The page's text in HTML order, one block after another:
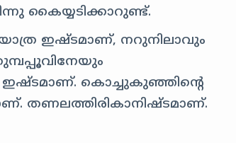
കൈയ്യടിക്കാറുണ്ട്‍.
ഇഷ്‍ടമാണ്, നറുനിലാവും
ഇഷ്ടമാണ്. കൊച്ചുകുഞ്ഞിന്റെ
തണലത്തിരികാനിഷ്‍ടമാണ്.